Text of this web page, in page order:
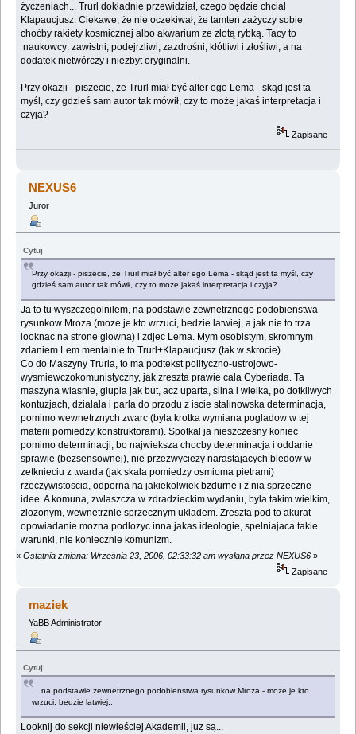
życzeniach... Trurl dokładnie przewidział, czego będzie chciał
Klapaucjusz. Ciekawe, że nie oczekiwał, że tamten zażyczy sobie
choćby rakiety kosmicznej albo akwarium ze złotą rybką. Tacy to
naukowcy: zawistni, podejrzliwi, zazdrośni, kłótliwi i złośliwi, a na
dodatek nietwórczy i niezbyt oryginalni.
Przy okazji - piszecie, że Trurl miał być alter ego Lema - skąd jest ta
myśl, czy gdzieś sam autor tak mówił, czy to może jakaś interpretacja i
czyja?
Zapisane
NEXUS6
Juror
Cytuj
Przy okazji - piszecie, że Trurl miał być alter ego Lema - skąd jest ta myśl, czy
gdzieś sam autor tak mówił, czy to może jakaś interpretacja i czyja?
Ja to tu wyszczegolnilem, na podstawie zewnetrznego podobienstwa
rysunkow Mroza (moze je kto wrzuci, bedzie latwiej, a jak nie to trza
looknac na strone glowna) i zdjec Lema. Mym osobistym, skromnym
zdaniem Lem mentalnie to Trurl+Klapaucjusz (tak w skrocie).
Co do Maszyny Trurla, to ma podtekst polityczno-ustrojowo-
wysmiewczokomunistyczny, jak zreszta prawie cala Cyberiada. Ta
maszyna wlasnie, glupia jak but, acz uparta, silna i wielka, po dotkliwych
kontuzjach, dzialala i parla do przodu z iscie stalinowska determinacja,
pomimo wewnetrznych zwarc (byla krotka wymiana pogladow w tej
materii pomiedzy konstruktorami). Spotkal ja nieszczesny koniec
pomimo determinacji, bo najwieksza chocby determinacja i oddanie
sprawie (bezsensownej), nie przezwyciezy narastajacych bledow w
zetknieciu z twarda (jak skala pomiedzy osmioma pietrami)
rzeczywistoscia, odporna na jakiekolwiek bzdurne i z nia sprzeczne
idee. A komuna, zwlaszcza w zdradzieckim wydaniu, byla takim wielkim,
zlozonym, wewnetrznie sprzecznym ukladem. Zreszta pod to akurat
opowiadanie mozna podlozyc inna jakas ideologie, spelniajaca takie
warunki, nie koniecznie komunizm.
« Ostatnia zmiana: Września 23, 2006, 02:33:32 am wysłana przez NEXUS6 »
Zapisane
maziek
YaBB Administrator
Cytuj
... na podstawie zewnetrznego podobienstwa rysunkow Mroza - moze je kto
wrzuci, bedzie latwiej...
Looknij do sekcji niewieściej Akademii, juz są...